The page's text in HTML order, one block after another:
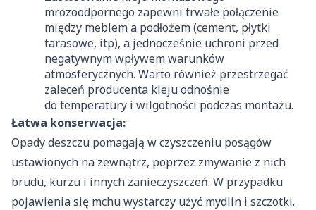
mrozoodpornego zapewni trwałe połączenie
między meblem a podłożem (cement, płytki
tarasowe, itp), a jednocześnie uchroni przed
negatywnym wpływem warunków
atmosferycznych. Warto również przestrzegać
zaleceń producenta kleju odnośnie
do temperatury i wilgotności podczas montażu.
Łatwa konserwacja:
Opady deszczu pomagają w czyszczeniu posągów
ustawionych na zewnątrz, poprzez zmywanie z nich
brudu, kurzu i innych zanieczyszczeń. W przypadku
pojawienia się mchu wystarczy użyć mydlin i szczotki.